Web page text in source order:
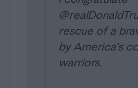
rescue of a
by America’s
warriors.